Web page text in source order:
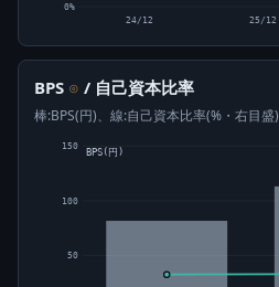
0%
24/12 25/12
BPS ⊙ / 自己資本比率
棒:BPS(円)、線:自己資本比率(%・右目盛)
50
100
150
BPS(円)